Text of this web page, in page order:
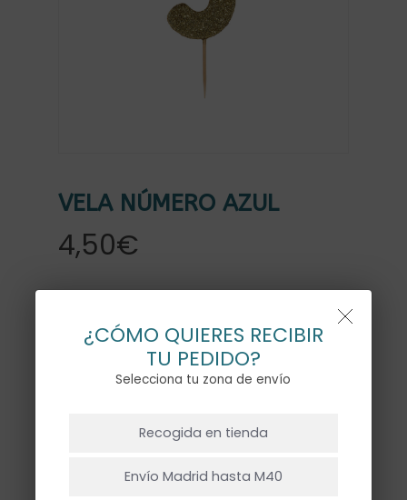
VELA NÚMERO AZUL
4,50€
1 2
7 8
¿CÓMO QUIERES RECIBIR
TU PEDIDO?
Selecciona tu zona de envío
Recogida en tienda
Envío Madrid hasta M40